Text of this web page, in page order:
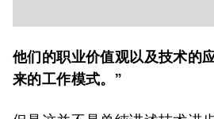
他们的职业价值观以及技术的
来的工作模式。”